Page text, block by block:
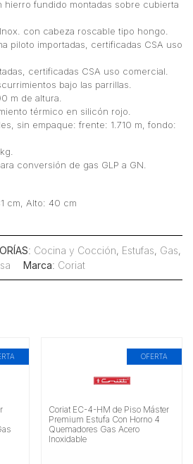
hierro fundido montadas sobre cubierta
con cabeza roscable tipo hongo.
piloto importadas, certificadas CSA uso
certificadas CSA uso comercial.
bajo las parrillas.
m de altura.
térmico en silicón rojo.
sin empaque: frente: 1.710 m, fondo:
conversión de gas GLP a GN.
cm, Alto: 40 cm
: Cocina y Cocción, Estufas, Gas,
Marca: Coriat
OFERTA
Coriat EC-4-HM de Piso Máster
Premium Estufa Con Horno 4
Quemadores Gas Acero
Inoxidable